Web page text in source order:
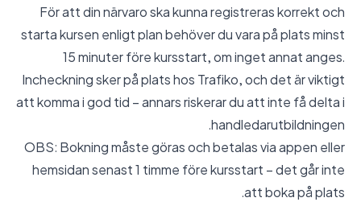
För att din närvaro ska kunna registreras korrekt och
starta kursen enligt plan behöver du vara på plats minst
15 minuter före kursstart, om inget annat anges.
Incheckning sker på plats hos Trafiko, och det är viktigt
att komma i god tid – annars riskerar du att inte få delta i
handledarutbildningen.
OBS: Bokning måste göras och betalas via appen eller
hemsidan senast 1 timme före kursstart – det går inte
att boka på plats.